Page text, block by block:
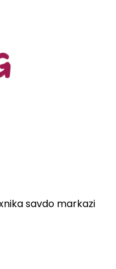
savdo markazi